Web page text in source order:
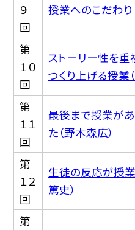
９
回
授業へのこだわり
第
１０
回
ストーリー性を重
つくり上げる授業
第
１１
回
最後まで授業が
た（野木森広）
第
１２
回
生徒の反応が授
篤史）
第